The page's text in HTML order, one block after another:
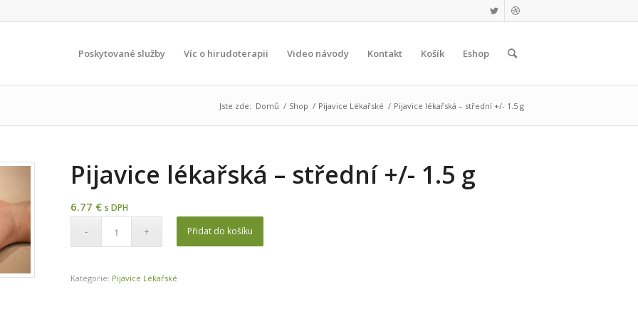
Poskytované služby Víc o hirudoterapii Video návody Kontakt Košík Eshop
Jste zde: Domů / Shop / Pijavice Lékařské / Pijavice lékařská – střední +/- 1.5 g
Pijavice lékařská – střední +/- 1.5 g
6.77 € s DPH
Přidat do košíku
Kategorie: Pijavice Lékařské